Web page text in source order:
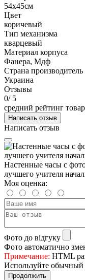
54х45см
Цвет
коричевый
Тип механизма
кварцевый
Материал корпуса
Фанера, Мдф
Страна производитель
Украина
Отзывы
0/ 5
средний рейтинг
Написать отзыв
Написать отзыв
Настенные часы с
лучшего учителя
Моя оценка:
Фото до відгуку
Фото автоматично
Примечание: HTML
Используйте обычный
Продолжить